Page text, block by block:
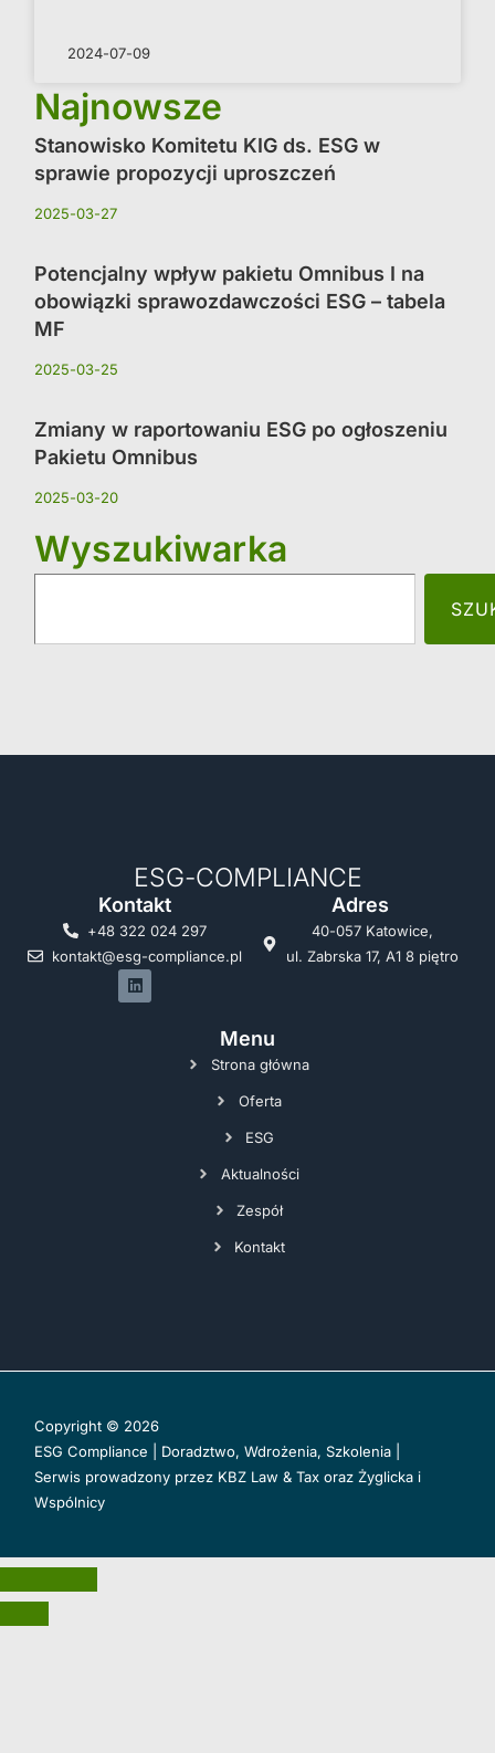
2024-07-09
Najnowsze
Stanowisko Komitetu KIG ds. ESG w
sprawie propozycji uproszczeń
2025-03-27
Potencjalny wpływ pakietu Omnibus I na
obowiązki sprawozdawczości ESG – tabela
MF
2025-03-25
Zmiany w raportowaniu ESG po ogłoszeniu
Pakietu Omnibus
2025-03-20
Wyszukiwarka
ESG-COMPLIANCE
Kontakt
+48 322 024 297
kontakt@esg-compliance.pl
Adres
40-057 Katowice,
ul. Zabrska 17, A1 8 piętro
Menu
Strona główna
Oferta
ESG
Aktualności
Zespół
Kontakt
Copyright © 2026
ESG Compliance | Doradztwo, Wdrożenia, Szkolenia |
Serwis prowadzony przez KBZ Law & Tax oraz Żyglicka i
Wspólnicy